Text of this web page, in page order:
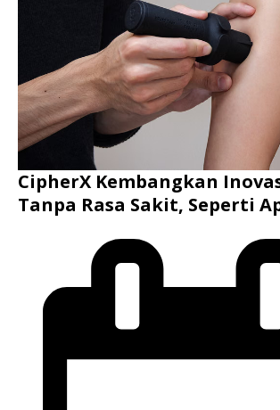
CipherX Kembangkan
Tanpa Rasa Sakit, Seperti